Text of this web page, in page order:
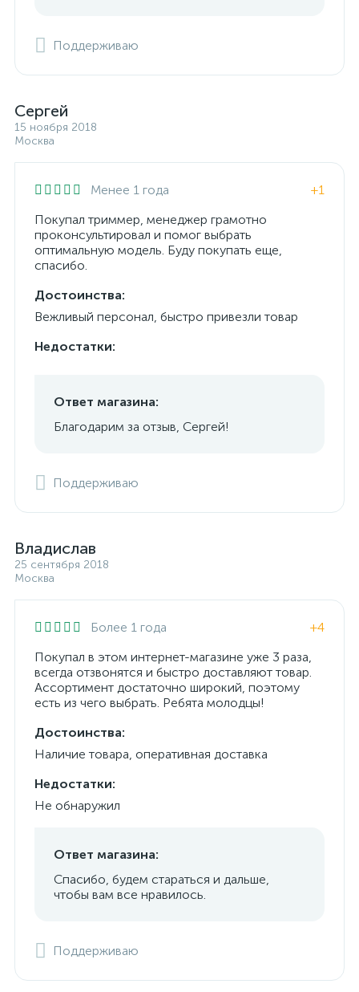
Поддерживаю
Сергей
15 ноября 2018
Москва
Менее 1 года
+1
Покупал триммер, менеджер грамотно
проконсультировал и помог выбрать
оптимальную модель. Буду покупать еще,
спасибо.
Достоинства:
Вежливый персонал, быстро привезли товар
Недостатки:
Ответ магазина:
Благодарим за отзыв, Сергей!
Поддерживаю
Владислав
25 сентября 2018
Москва
Более 1 года
+4
Покупал в этом интернет-магазине уже 3 раза,
всегда отзвонятся и быстро доставляют товар.
Ассортимент достаточно широкий, поэтому
есть из чего выбрать. Ребята молодцы!
Достоинства:
Наличие товара, оперативная доставка
Недостатки:
Не обнаружил
Ответ магазина:
Спасибо, будем стараться и дальше,
чтобы вам все нравилось.
Поддерживаю